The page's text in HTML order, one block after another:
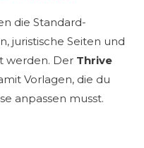
die Standard-
juristische Seiten und
werden. Der Thrive
Vorlagen, die du
anpassen musst.